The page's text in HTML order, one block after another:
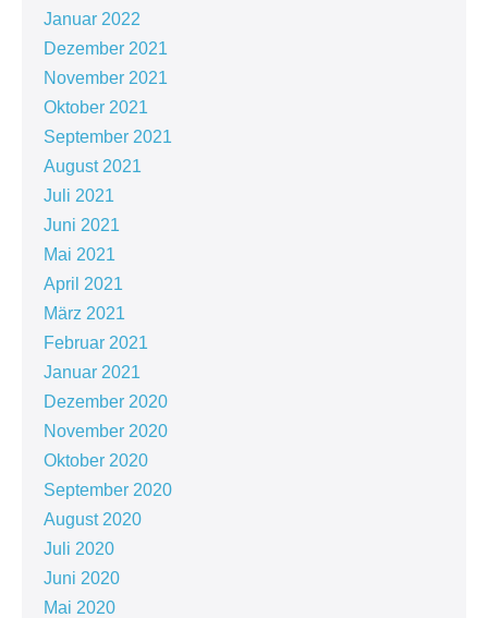
Januar 2022
Dezember 2021
November 2021
Oktober 2021
September 2021
August 2021
Juli 2021
Juni 2021
Mai 2021
April 2021
März 2021
Februar 2021
Januar 2021
Dezember 2020
November 2020
Oktober 2020
September 2020
August 2020
Juli 2020
Juni 2020
Mai 2020